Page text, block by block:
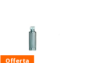
Offerta